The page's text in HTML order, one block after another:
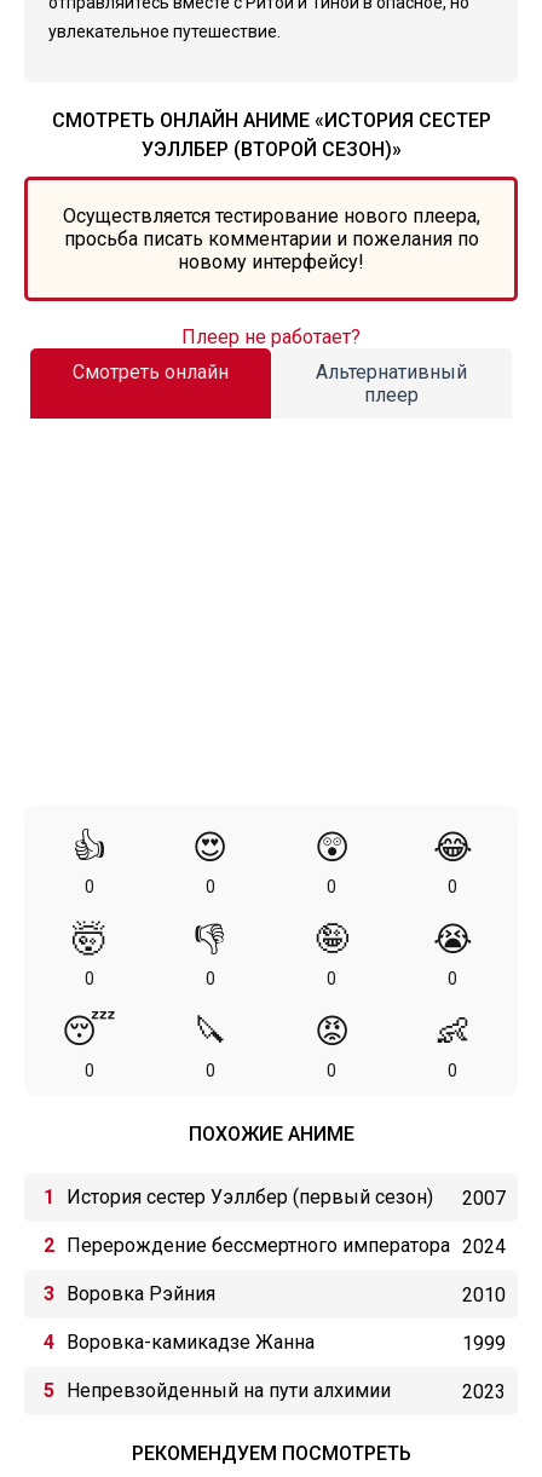
увлекательное путешествие.
СМОТРЕТЬ ОНЛАЙН АНИМЕ «ИСТОРИЯ СЕСТЕР
УЭЛЛБЕР (ВТОРОЙ СЕЗОН)»
Осуществляется тестирование нового плеера,
просьба писать комментарии и пожелания по
новому интерфейсу!
Смотреть онлайн
Альтернативный
плеер
Плеер не работает?
👍
0
😍
0
😲
0
😂
0
🤯
0
👎
0
🤪
0
😭
0
😴
0
🔪
0
😡
0
👶
0
ПОХОЖИЕ АНИМЕ
История сестер Уэллбер (первый сезон) 2007
Перерождение бессмертного императора
(2024)
2024
Воровка Рэйния 2010
Воровка-камикадзе Жанна 1999
Непревзойденный на пути алхимии 2023
РЕКОМЕНДУЕМ ПОСМОТРЕТЬ